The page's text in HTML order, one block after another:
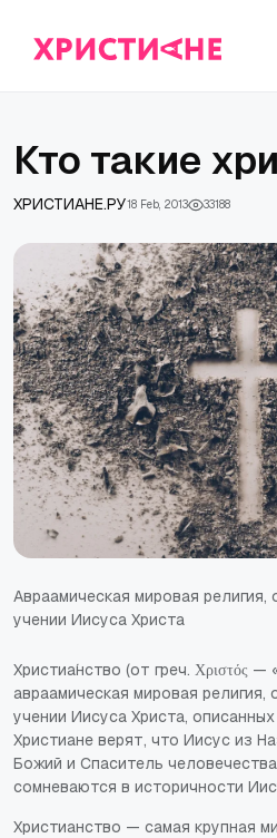
Кто такие
ХРИСТИАНЕ.РУ18 Feb, 2013 33188
Авраамическая мировая религия,
учении Иисуса Христа
Христиа́нство (от греч. Χριστός
авраамическая мировая религия,
учении Иисуса Христа,
Христиане верят, что Иисус из
Божий и Спаситель
сомневаются в историчности
Христианство — самая крупная